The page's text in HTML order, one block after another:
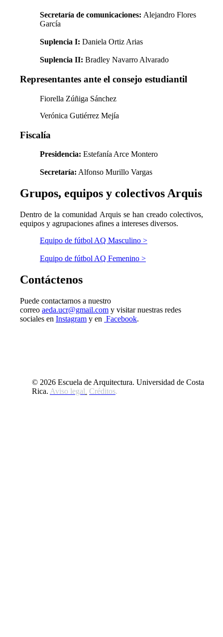
Secretaría de comunicaciones: Alejandro Flores
García
Suplencia I: Daniela Ortiz Arias
Suplencia II: Bradley Navarro Alvarado
Representantes ante el consejo estudiantil
Fiorella Zúñiga Sánchez
Verónica Gutiérrez Mejía
Fiscalía
Presidencia: Estefanía Arce Montero
Secretaría: Alfonso Murillo Vargas
Grupos, equipos y colectivos Arquis
Dentro de la comunidad Arquis se han creado colectivos,
equipos y agrupaciones afines a intereses diversos.
Equipo de fútbol AQ Masculino >
Equipo de fútbol AQ Femenino >
Contáctenos
Puede contactarnos a nuestro
correo aeda.ucr@gmail.com y visitar nuestras redes
sociales en Instagram y en Facebook.
© 2026 Escuela de Arquitectura. Universidad de Costa
Rica. Aviso legal. Créditos.